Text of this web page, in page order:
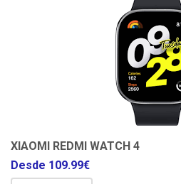
XIAOMI REDMI WATCH 4
Desde 109.99€